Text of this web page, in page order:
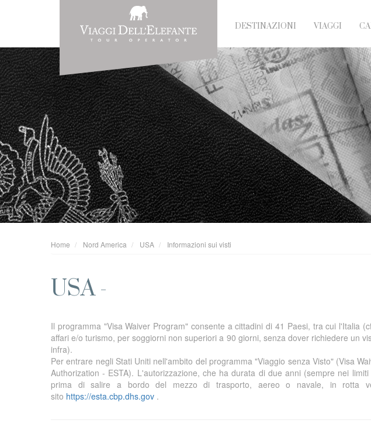
DESTINAZIONI VIAGGI
Home Nord America USA Informazioni sui visti
USA -
Il programma "Visa Waiver Program" consente a cittadini di 41 Paesi, tra cui l'Italia
affari e/o turismo, per soggiorni non superiori a 90 giorni, senza dover richiedere un
infra).
Per entrare negli Stati Uniti nell'ambito del programma "Viaggio senza Visto" (Visa
Authorization - ESTA). L'autorizzazione, che ha durata di due anni (sempre nei
prima di salire a bordo del mezzo di trasporto, aereo o navale, in rotta
sito https://esta.cbp.dhs.gov .